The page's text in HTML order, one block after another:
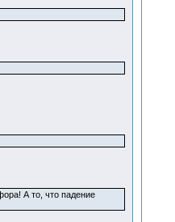
А то, что падение